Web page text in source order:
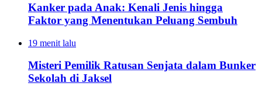
Kanker pada Anak: Kenali Jenis hingga
Faktor yang Menentukan Peluang Sembuh
19 menit lalu
Misteri Pemilik Ratusan Senjata dalam Bunker
Sekolah di Jaksel